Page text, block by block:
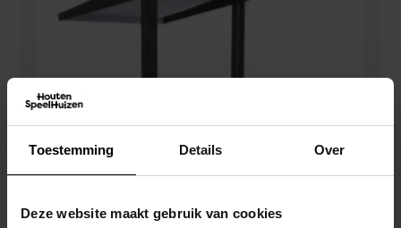
Toestemming Details Over
Deze website maakt gebruik van cookies